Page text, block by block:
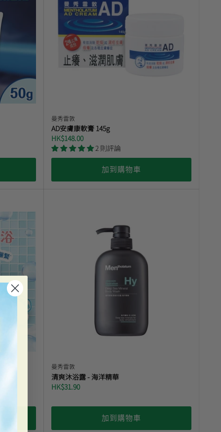
曼秀雷敦
AD安膚康軟膏 145g
HK$148.00
2 則評論
加到購物車
曼秀雷敦
清爽沐浴露 - 海洋精華
HK$31.90
加到購物車